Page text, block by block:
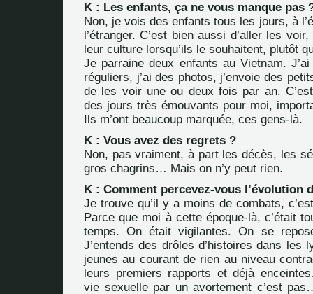
K : Les enfants, ça ne vous manque pas
Non, je vois des enfants tous les jours, à
l’étranger. C’est bien aussi d’aller les
leur culture lorsqu’ils le souhaitent, plutôt
Je parraine deux enfants au Vietnam.
réguliers, j’ai des photos, j’envoie des
de les voir une ou deux fois par an.
des jours très émouvants pour moi,
Ils m’ont beaucoup marquée, ces gens-là.
K : Vous avez des regrets ?
Non, pas vraiment, à part les décès, les
gros chagrins… Mais on n’y peut rien.
K : Comment percevez-vous l’évolution
Je trouve qu’il y a moins de combats,
Parce que moi à cette époque-là, c’était
temps. On était vigilantes. On se
J’entends des drôles d’histoires dans les
jeunes au courant de rien au niveau
leurs premiers rapports et déjà
vie sexuelle par un avortement c’est